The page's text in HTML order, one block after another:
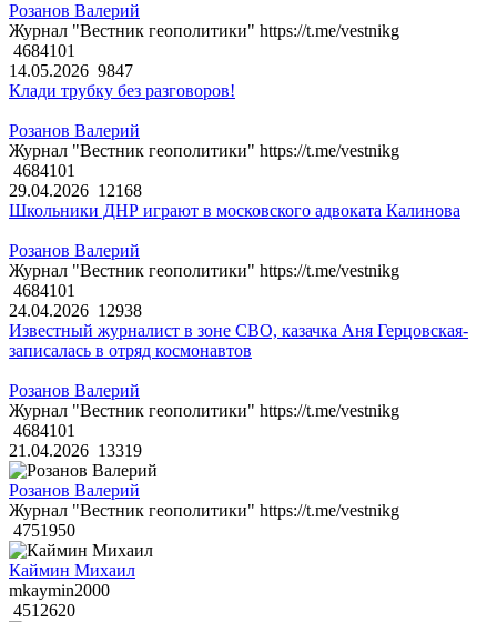
Розанов Валерий
Журнал "Вестник геополитики" https://t.me/vestnikg
4684101
14.05.2026 9847
Клади трубку без разговоров!
Розанов Валерий
Журнал "Вестник геополитики" https://t.me/vestnikg
4684101
29.04.2026 12168
Школьники ДНР играют в московского адвоката Калинова
Розанов Валерий
Журнал "Вестник геополитики" https://t.me/vestnikg
4684101
24.04.2026 12938
Известный журналист в зоне СВО, казачка Аня Герцовская-
записалась в отряд космонавтов
Розанов Валерий
Журнал "Вестник геополитики" https://t.me/vestnikg
4684101
21.04.2026 13319
Розанов Валерий
Журнал "Вестник геополитики" https://t.me/vestnikg
4751950
Каймин Михаил
mkaymin2000
4512620